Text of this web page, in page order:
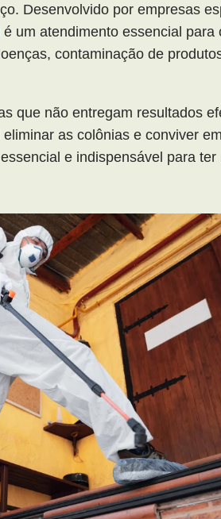
Desenvolvido por empresas
é um atendimento essencial para
contaminação de
que não entregam resultados
as colônias e conviver
e indispensável para ter